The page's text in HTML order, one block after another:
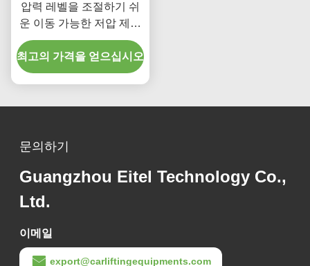
압력 레벨을 조절하기 쉬
운 이동 가능한 저압 제어
손잡이 타이어 교환기
최고의 가격을 얻으십시오
문의하기
Guangzhou Eitel Technology Co.,
Ltd.
이메일
export@carliftingequipments.com